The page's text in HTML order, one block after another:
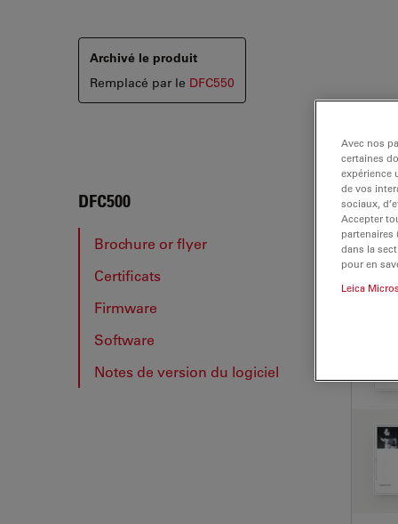
Archivé le produit
Remplacé par le DFC550
DFC500
Brochure or flyer
Certificats
Firmware
Software
Notes de version du logiciel
Avec nos
certaines
expérience
de vos
sociaux,
Accepter
partenaires
dans la
pour en
Leica